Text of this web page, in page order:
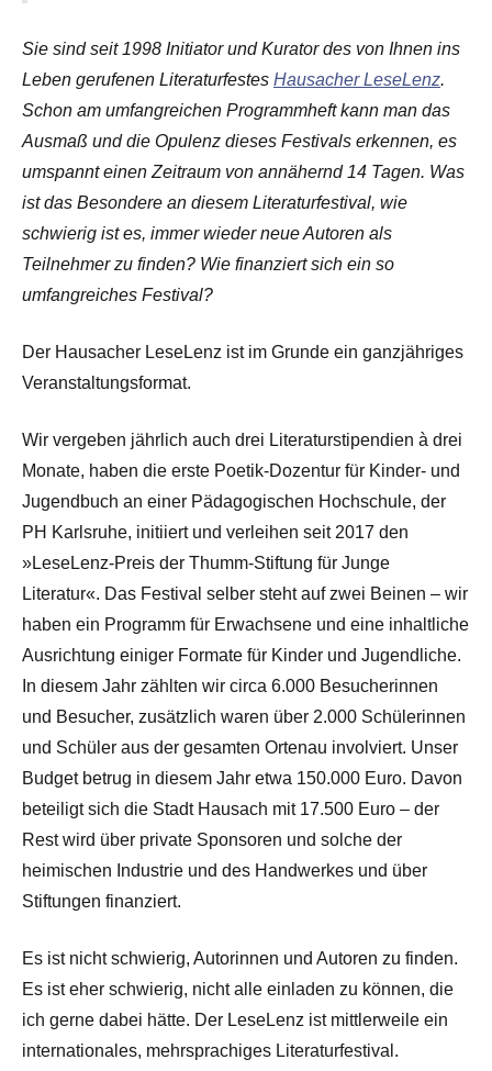
Sie sind seit 1998 Initiator und Kurator des von Ihnen ins
Leben gerufenen Literaturfestes Hausacher LeseLenz.
Schon am umfangreichen Programmheft kann man das
Ausmaß und die Opulenz dieses Festivals erkennen, es
umspannt einen Zeitraum von annähernd 14 Tagen. Was
ist das Besondere an diesem Literaturfestival, wie
schwierig ist es, immer wieder neue Autoren als
Teilnehmer zu finden? Wie finanziert sich ein so
umfangreiches Festival?
Der Hausacher LeseLenz ist im Grunde ein ganzjähriges
Veranstaltungsformat.
Wir vergeben jährlich auch drei Literaturstipendien à drei
Monate, haben die erste Poetik-Dozentur für Kinder- und
Jugendbuch an einer Pädagogischen Hochschule, der
PH Karlsruhe, initiiert und verleihen seit 2017 den
»LeseLenz-Preis der Thumm-Stiftung für Junge
Literatur«. Das Festival selber steht auf zwei Beinen – wir
haben ein Programm für Erwachsene und eine inhaltliche
Ausrichtung einiger Formate für Kinder und Jugendliche.
In diesem Jahr zählten wir circa 6.000 Besucherinnen
und Besucher, zusätzlich waren über 2.000 Schülerinnen
und Schüler aus der gesamten Ortenau involviert. Unser
Budget betrug in diesem Jahr etwa 150.000 Euro. Davon
beteiligt sich die Stadt Hausach mit 17.500 Euro – der
Rest wird über private Sponsoren und solche der
heimischen Industrie und des Handwerkes und über
Stiftungen finanziert.
Es ist nicht schwierig, Autorinnen und Autoren zu finden.
Es ist eher schwierig, nicht alle einladen zu können, die
ich gerne dabei hätte. Der LeseLenz ist mittlerweile ein
internationales, mehrsprachiges Literaturfestival.